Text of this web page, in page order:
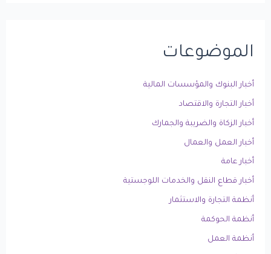
الموضوعات
أخبار البنوك والمؤسسات المالية
أخبار التجارة والاقتصاد
أخبار الزكاة والضريبة والجمارك
أخبار العمل والعمال
أخبار عامة
أخبار قطاع النقل والخدمات اللوجستية
أنظمة التجارة والاستثمار
أنظمة الحوكمة
أنظمة العمل